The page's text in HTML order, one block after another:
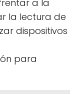
a la
la lectura de
dispositivos
para